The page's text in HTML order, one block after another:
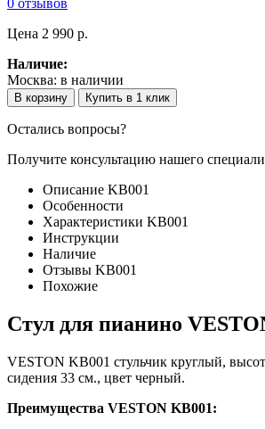
Цена 2 990 p.
Наличие:
Москва: в наличии
В корзину Купить в 1 клик
Остались вопросы?
Получите консультацию нашего
Описание KB001
Особенности
Характеристики KB001
Инструкции
Наличие
Отзывы KB001
Похожие
Стул для пианино
VESTON KB001 стульчик круглый,
сидения 33 см., цвет черный.
Преимущества VESTON KB001: